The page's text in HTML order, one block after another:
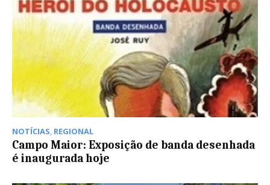
NOTÍCIAS, REGIONAL
Campo Maior: Exposição de banda desenhada
é inaugurada hoje